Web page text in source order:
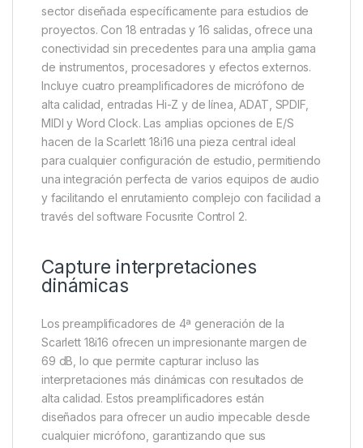
sector diseñada específicamente para estudios de
proyectos. Con 18 entradas y 16 salidas, ofrece una
conectividad sin precedentes para una amplia gama
de instrumentos, procesadores y efectos externos.
Incluye cuatro preamplificadores de micrófono de
alta calidad, entradas Hi-Z y de línea, ADAT, SPDIF,
MIDI y Word Clock. Las amplias opciones de E/S
hacen de la Scarlett 18i16 una pieza central ideal
para cualquier configuración de estudio, permitiendo
una integración perfecta de varios equipos de audio
y facilitando el enrutamiento complejo con facilidad a
través del software Focusrite Control 2.
Capture interpretaciones
dinámicas
Los preamplificadores de 4ª generación de la
Scarlett 18i16 ofrecen un impresionante margen de
69 dB, lo que permite capturar incluso las
interpretaciones más dinámicas con resultados de
alta calidad. Estos preamplificadores están
diseñados para ofrecer un audio impecable desde
cualquier micrófono, garantizando que sus